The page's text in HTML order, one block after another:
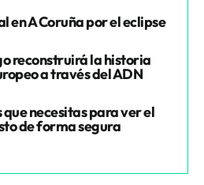
en A Coruña por el eclipse
reconstruirá la historia
a través del ADN
que necesitas para ver el
de forma segura